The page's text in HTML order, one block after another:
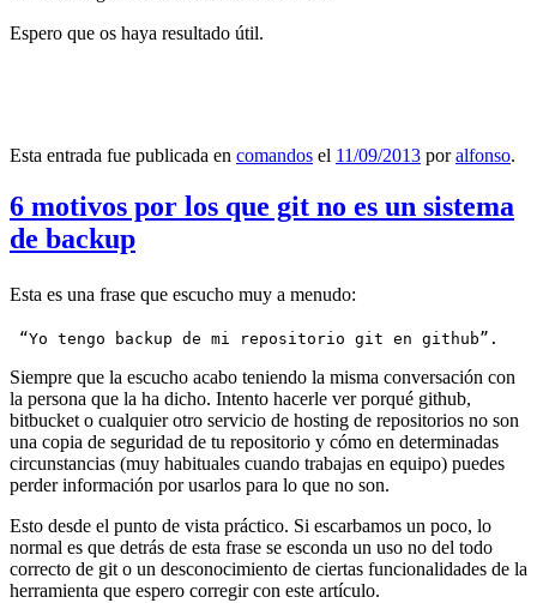
Espero que os haya resultado útil.
Esta entrada fue publicada en comandos el 11/09/2013 poralfonso.
6 motivos por los que git no es un sistema
de backup
Esta es una frase que escucho muy a menudo:
“Yo tengo backup de mi repositorio git en github”.
Siempre que la escucho acabo teniendo la misma conversación con
la persona que la ha dicho. Intento hacerle ver porqué github,
bitbucket o cualquier otro servicio de hosting de repositorios no son
una copia de seguridad de tu repositorio y cómo en determinadas
circunstancias (muy habituales cuando trabajas en equipo) puedes
perder información por usarlos para lo que no son.
Esto desde el punto de vista práctico. Si escarbamos un poco, lo
normal es que detrás de esta frase se esconda un uso no del todo
correcto de git o un desconocimiento de ciertas funcionalidades de la
herramienta que espero corregir con este artículo.